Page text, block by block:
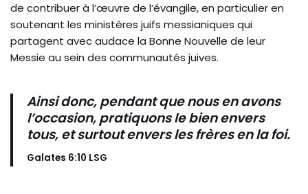
de contribuer à l’œuvre de l’évangile, en particulier en
soutenant les ministères juifs messianiques qui
partagent avec audace la Bonne Nouvelle de leur
Messie au sein des communautés juives.
Ainsi donc, pendant que nous en avons
l’occasion, pratiquons le bien envers
tous, et surtout envers les frères en la foi.
Galates 6:10 LSG